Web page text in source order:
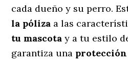
cada dueño y su perro.
la póliza a las
tu mascota y a tu estilo
garantiza una